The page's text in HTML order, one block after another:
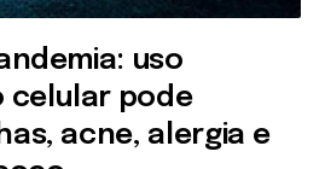
uso
celular pode
acne, alergia e